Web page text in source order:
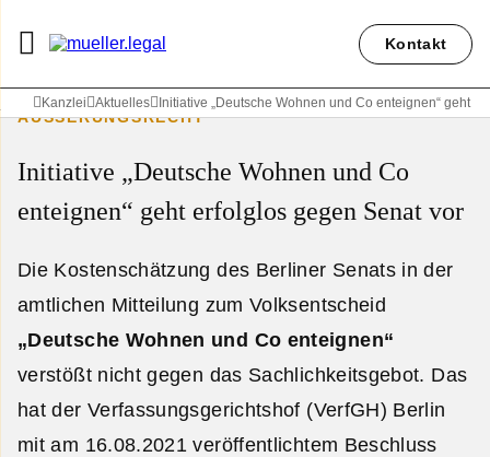
Kontakt
Kanzlei Aktuelles Initiative „Deutsche Wohnen und Co enteignen“ geht
ÄUSSERUNGSRECHT
Initiative „Deutsche Wohnen und Co
enteignen“ geht erfolglos gegen Senat vor
Die Kostenschätzung des Berliner Senats in der
amtlichen Mitteilung zum Volksentscheid
„Deutsche Wohnen und Co enteignen“
verstößt nicht gegen das Sachlichkeitsgebot. Das
hat der Verfassungsgerichtshof (VerfGH) Berlin
mit am 16.08.2021 veröffentlichtem Beschluss